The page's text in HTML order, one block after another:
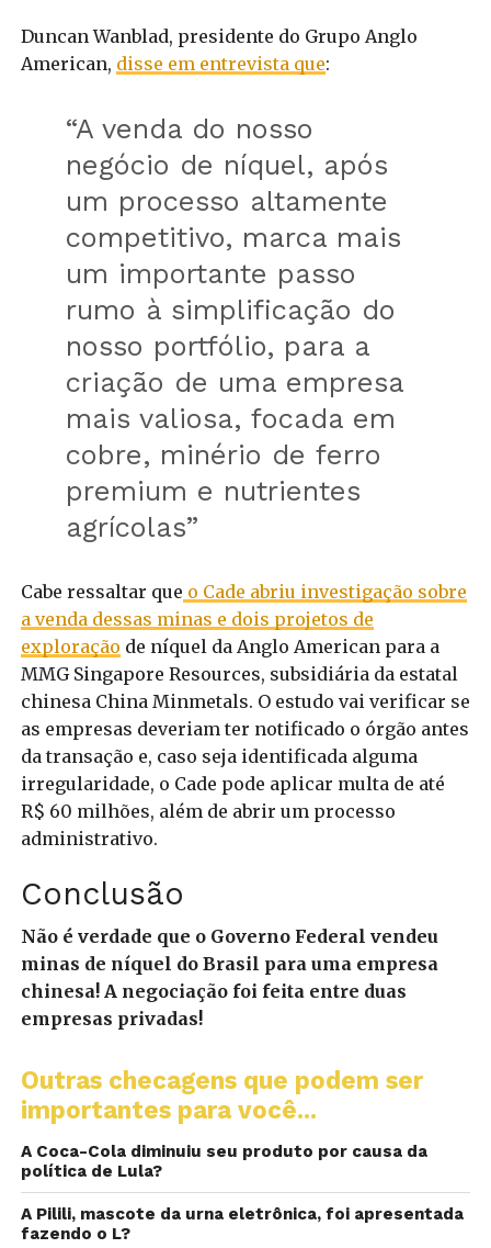
Duncan Wanblad, presidente do Grupo Anglo
American, disse em entrevista que:
“A venda do nosso
negócio de níquel, após
um processo altamente
competitivo, marca mais
um importante passo
rumo à simplificação do
nosso portfólio, para a
criação de uma empresa
mais valiosa, focada em
cobre, minério de ferro
premium e nutrientes
agrícolas”
Cabe ressaltar que o Cade abriu investigação sobre
a venda dessas minas e dois projetos de
exploração de níquel da Anglo American para a
MMG Singapore Resources, subsidiária da estatal
chinesa China Minmetals. O estudo vai verificar se
as empresas deveriam ter notificado o órgão antes
da transação e, caso seja identificada alguma
irregularidade, o Cade pode aplicar multa de até
R$ 60 milhões, além de abrir um processo
administrativo.
Conclusão
Não é verdade que o Governo Federal vendeu
minas de níquel do Brasil para uma empresa
chinesa! A negociação foi feita entre duas
empresas privadas!
Outras checagens que podem ser
importantes para você...
A Coca-Cola diminuiu seu produto por causa da
política de Lula?
A Pilili, mascote da urna eletrônica, foi apresentada
fazendo o L?